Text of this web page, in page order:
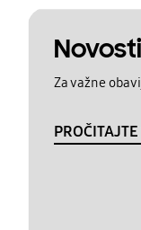
Za važne